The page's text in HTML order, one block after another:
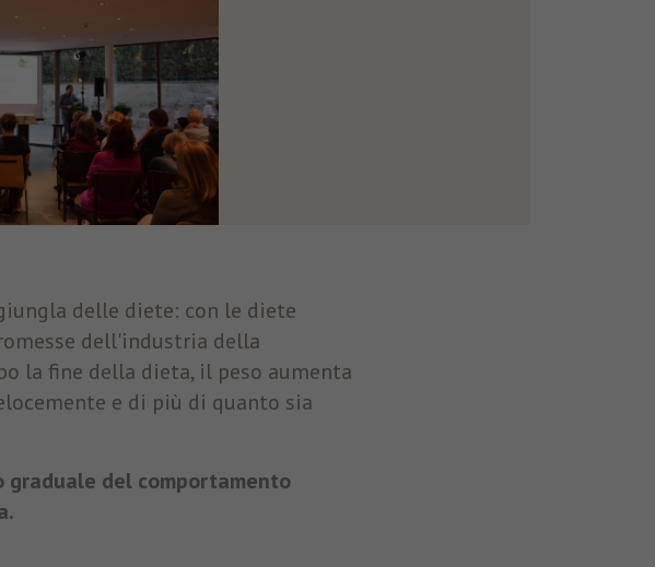
delle diete: con le diete
dell'industria della
la fine della dieta, il peso aumenta
e di più di quanto sia
graduale del comportamento